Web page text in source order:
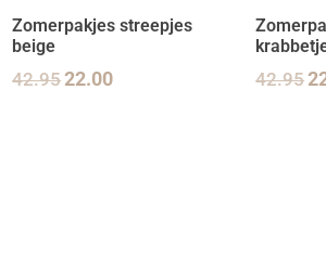
Zomerpakjes streepjes
beige
42.9522.00 42.95